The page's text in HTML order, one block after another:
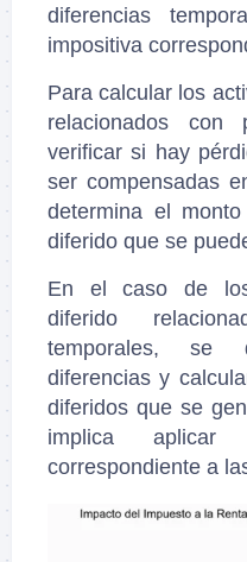
diferencias
impositiva
Para calcular los
relacionados con
verificar si hay
ser compensadas
determina el
diferido que se
En el caso de
diferido
temporales, se
diferencias y
diferidos que se
implica
correspondiente a